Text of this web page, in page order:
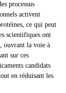
processus
activent
ce qui peut
scientifiques ont
ouvrant la voie à
sur ces
candidats
en réduisant les